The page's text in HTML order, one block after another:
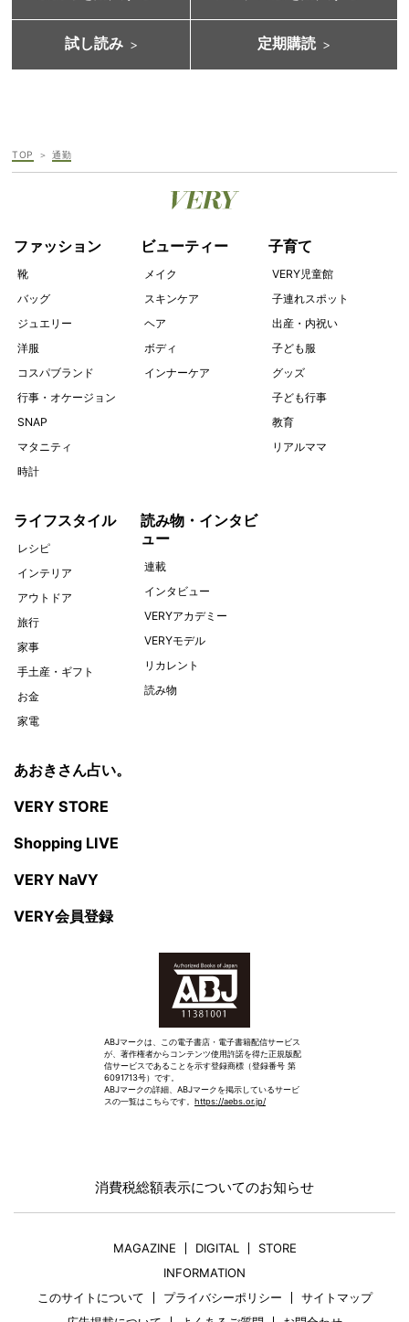
試し読み 定期購読
TOP 通勤
ファッション
靴
バッグ
ジュエリー
洋服
コスパブランド
行事・オケージョン
SNAP
マタニティ
時計
ビューティー
メイク
スキンケア
ヘア
ボディ
インナーケア
子育て
VERY児童館
子連れスポット
出産・内祝い
子ども服
グッズ
子ども行事
教育
リアルママ
ライフスタイル
レシピ
インテリア
アウトドア
旅行
家事
手土産・ギフト
お金
家電
読み物・インタビ
ュー
連載
インタビュー
VERYアカデミー
VERYモデル
リカレント
読み物
あおきさん占い。
VERY STORE
Shopping LIVE
VERY NaVY
VERY会員登録
ABJマークは、この電子書店・電子書籍配信サービス
が、著作権者からコンテンツ使用許諾を得た正規版配
信サービスであることを示す登録商標（登録番号 第
6091713号）です。
ABJマークの詳細、ABJマークを掲示しているサービ
スの一覧はこちらです。 https://aebs.or.jp/
消費税総額表示についてのお知らせ
MAGAZINE DIGITAL
STORE
INFORMATION
このサイトについて
プライバシーポリシー
サイトマップ